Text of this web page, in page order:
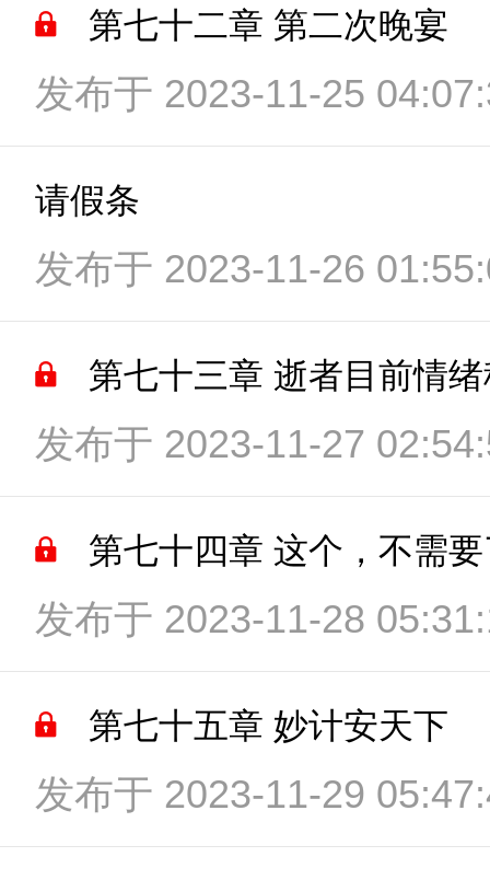
第七十二章 第二次晚宴
发布于 2023-11-25
请假条
发布于 2023-11-26
第七十三章 逝者目前情
发布于 2023-11-27
第七十四章 这个，不需
发布于 2023-11-28
第七十五章 妙计安天下
发布于 2023-11-29